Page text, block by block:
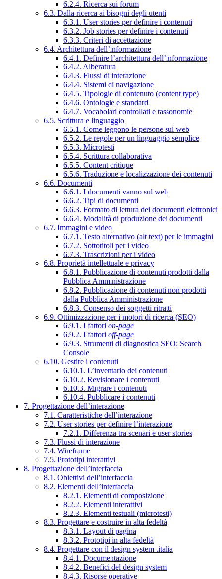
6.2.4. Ricerca sui forum
6.3. Dalla ricerca ai bisogni degli utenti
6.3.1. User stories per definire i contenuti
6.3.2. Job stories per definire i contenuti
6.3.3. Criteri di accettazione
6.4. Architettura dell’informazione
6.4.1. Definire l’architettura dell’informazione
6.4.2. Alberatura
6.4.3. Flussi di interazione
6.4.4. Sistemi di navigazione
6.4.5. Tipologie di contenuto (content type)
6.4.6. Ontologie e standard
6.4.7. Vocabolari controllati e tassonomie
6.5. Scrittura e linguaggio
6.5.1. Come leggono le persone sul web
6.5.2. Le regole per un linguaggio semplice
6.5.3. Microtesti
6.5.4. Scrittura collaborativa
6.5.5. Content critique
6.5.6. Traduzione e localizzazione dei contenuti
6.6. Documenti
6.6.1. I documenti vanno sul web
6.6.2. Tipi di documenti
6.6.3. Formato di lettura dei documenti elettronici
6.6.4. Modalità di produzione dei documenti
6.7. Immagini e video
6.7.1. Testo alternativo (alt text) per le immagini
6.7.2. Sottotitoli per i video
6.7.3. Trascrizioni per i video
6.8. Proprietà intellettuale e privacy
6.8.1. Pubblicazione di contenuti prodotti dalla
Pubblica Amministrazione
6.8.2. Pubblicazione di contenuti non prodotti
dalla Pubblica Amministrazione
6.8.3. Consenso dei soggetti ritratti
6.9. Ottimizzazione per i motori di ricerca (SEO)
6.9.1. I fattori on-page
6.9.2. I fattori off-page
6.9.3. Strumenti di diagnostica SEO: Search
Console
6.10. Gestire i contenuti
6.10.1. L’inventario dei contenuti
6.10.2. Revisionare i contenuti
6.10.3. Migrare i contenuti
6.10.4. Pubblicare i contenuti
7. Progettazione dell’interazione
7.1. Caratteristiche dell’interazione
7.2. User stories per definire l’interazione
7.2.1. Differenza tra scenari e user stories
7.3. Flussi di interazione
7.4. Wireframe
7.5. Prototipi interattivi
8. Progettazione dell’interfaccia
8.1. Obiettivi dell’interfaccia
8.2. Elementi dell’interfaccia
8.2.1. Elementi di composizione
8.2.2. Elementi interattivi
8.2.3. Elementi testuali (microtesti)
8.3. Progettare e costruire in alta fedeltà
8.3.1. Layout di pagina
8.3.2. Prototipi in alta fedeltà
8.4. Progettare con il design system .italia
8.4.1. Documentazione
8.4.2. Benefici del design system
8.4.3. Risorse operative